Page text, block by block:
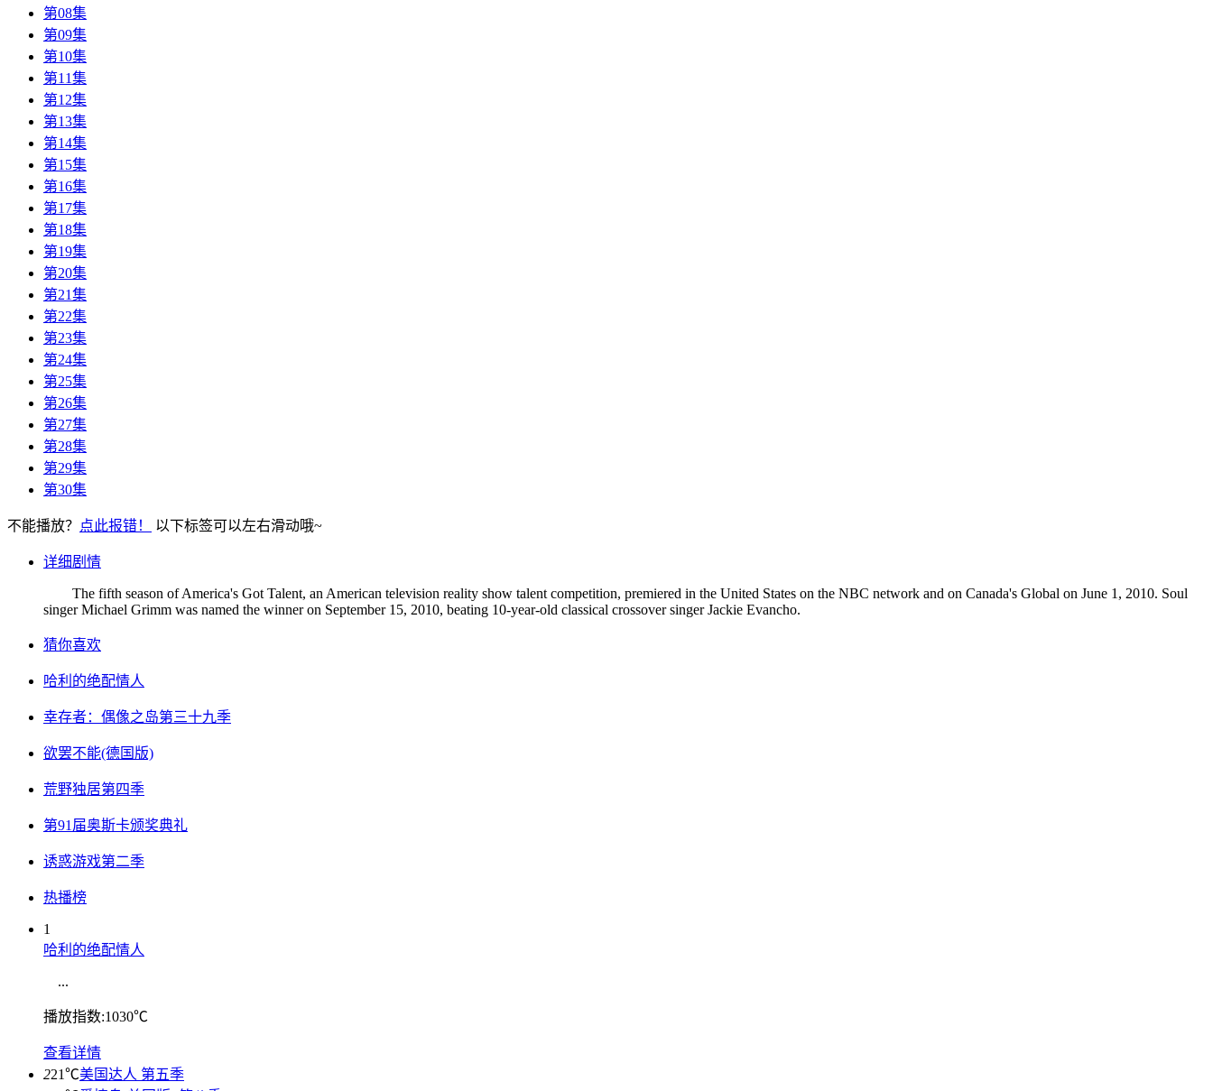
第08集
第09集
第10集
第11集
第12集
第13集
第14集
第15集
第16集
第17集
第18集
第19集
第20集
第21集
第22集
第23集
第24集
第25集
第26集
第27集
第28集
第29集
第30集
不能播放？ 点此报错！ 以下标签可以左右滑动哦~
详细剧情
The fifth season of America's Got Talent, an American television reality show talent competition, premiered in the United States on the NBC network and on Canada's Global on June 1, 2010. Soul
singer Michael Grimm was named the winner on September 15, 2010, beating 10-year-old classical crossover singer Jackie Evancho.
猜你喜欢
哈利的绝配情人
幸存者：偶像之岛第三十九季
欲罢不能(德国版)
荒野独居第四季
第91届奥斯卡颁奖典礼
诱惑游戏第二季
热播榜
1
哈利的绝配情人
...
播放指数:1030℃
查看详情
221℃美国达人 第五季